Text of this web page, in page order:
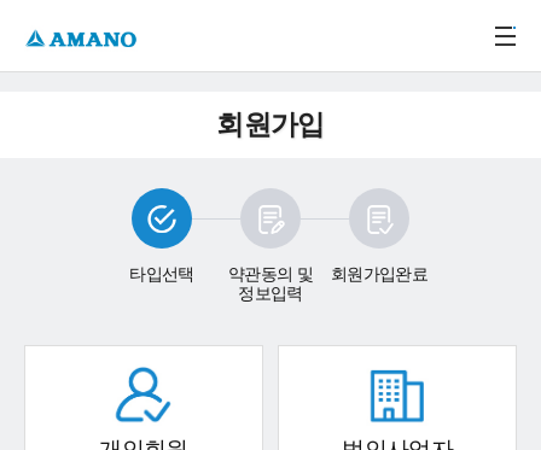
회원가입
타입선택
약관동의 및
정보입력
회원가입완료